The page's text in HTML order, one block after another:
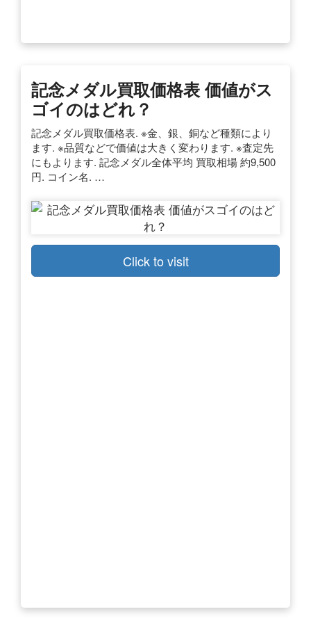
記念メダル買取価格表 価値がス
ゴイのはどれ？
記念メダル買取価格表. ※金、銀、銅など種類により
ます. ※品質などで価値は大きく変わります. ※査定先
にもよります. 記念メダル全体平均 買取相場 約9,500
円. コイン名. …
Click to visit